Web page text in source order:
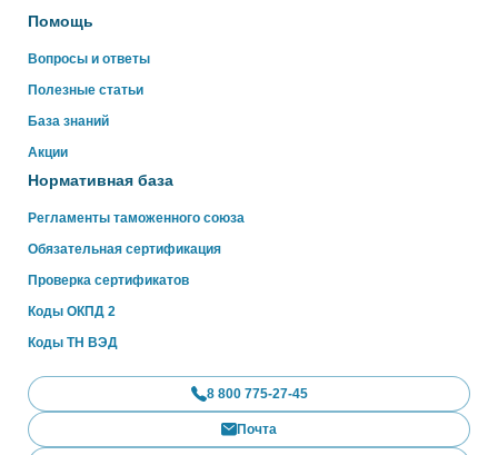
Помощь
Вопросы и ответы
Полезные статьи
База знаний
Акции
Нормативная база
Регламенты таможенного союза
Обязательная сертификация
Проверка сертификатов
Коды ОКПД 2
Коды ТН ВЭД
8 800 775-27-45
Почта